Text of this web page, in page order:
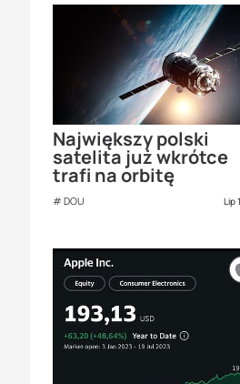
Największy polski
satelita już wkrótce
trafi na orbitę
DOU Lip